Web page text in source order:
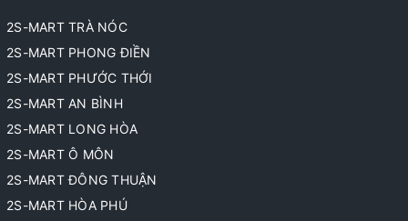
2S-MART TRÀ NÓC
2S-MART PHONG ĐIỀN
2S-MART PHƯỚC THỚI
2S-MART AN BÌNH
2S-MART LONG HÒA
2S-MART Ô MÔN
2S-MART ĐÔNG THUẬN
2S-MART HÒA PHÚ